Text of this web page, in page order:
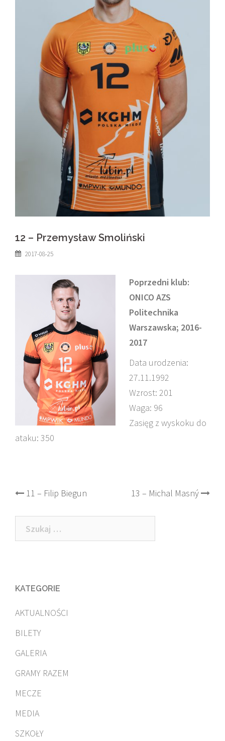
12 – Przemysław Smoliński
2017-08-25
Poprzedni klub:
ONICO AZS
Politechnika
Warszawska; 2016-
2017
Data urodzenia:
27.11.1992
Wzrost: 201
Waga: 96
Zasięg z wyskoku do
ataku: 350
Post
navigation
11 – Filip Biegun 13 – Michal Masný
Szukaj:
KATEGORIE
AKTUALNOŚCI
BILETY
GALERIA
GRAMY RAZEM
MECZE
MEDIA
SZKOŁY